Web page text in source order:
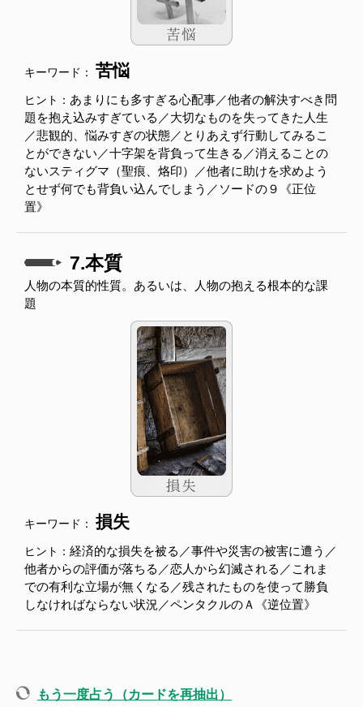
キーワード： 苦悩
ヒント： あまりにも多すぎる心配事／他者の解決すべき問
題を抱え込みすぎている／大切なものを失ってきた人生
／悲観的、悩みすぎの状態／とりあえず行動してみるこ
とができない／十字架を背負って生きる／消えることの
ないスティグマ（聖痕、烙印）／他者に助けを求めよう
とせず何でも背負い込んでしまう／ソードの９《正位
置》
7.本質
人物の本質的性質。あるいは、人物の抱える根本的な課
題
キーワード： 損失
ヒント： 経済的な損失を被る／事件や災害の被害に遭う／
他者からの評価が落ちる／恋人から幻滅される／これま
での有利な立場が無くなる／残されたものを使って勝負
しなければならない状況／ペンタクルのＡ《逆位置》
もう一度占う（カードを再抽出）